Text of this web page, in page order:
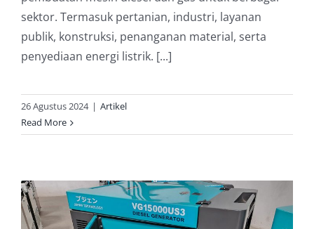
sektor. Termasuk pertanian, industri, layanan
publik, konstruksi, penanganan material, serta
penyediaan energi listrik. [...]
26 Agustus 2024 | Artikel
Read More